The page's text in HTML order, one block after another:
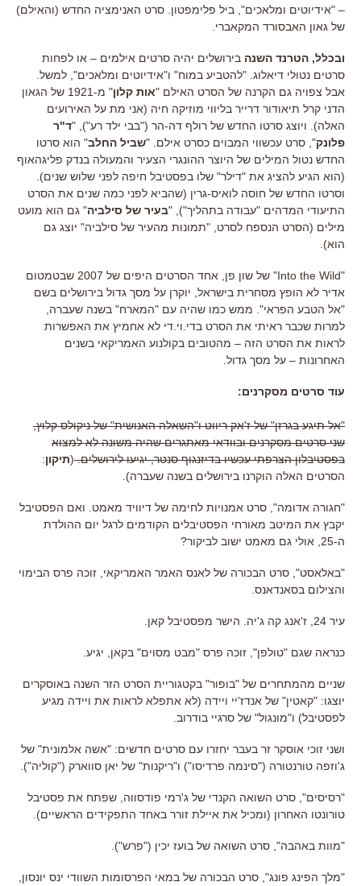
– "אידיוטים ומלאכים", ביל פלימפטון. סרט האנימציה החדש (והאילם)
של גאון האבסורד המקאברי.
ובכלל, הטרנד השנה בירושלים יהיה סרטים אילמים – או לפחות
סרטים נטולי דיאלוג. "להטביע במוח" ו"אידיוטים ומלאכים", למשל.
אבל צפויה גם הקרנה של הסרט האילם "אות קלון
" מ-1921 של הגאון
הדני קרל תיאודור דרייר בליווי מוזיקה חיה (אני מת על האירועים
האלה). ויוצג סרטו החדש של רולף דה-הר ("בבי ילד רע"), "ד"ר
פלונק", סרט עכשווי המבוים כסרט אילם. "שביל החלב" הוא סרטו
החדש נטול המילים של היוצר ההונגרי הצעיר והמעולה בנדק פליגהאוף
(הוא הגיע להציג את "דילר" שלו בפסטיבל חיפה לפני שלוש שנים).
וסרטו החדש של חוסה לואיס-גרין (שהביא לפני כמה שנים את הסרט
התיעודי המדהים "עבודה בתהליך"), "בעיר של סילביה" גם הוא מועט
מילים (הסרט הנספח לסרט, "תמונות מהעיר של סילביה" יוצג גם
הוא).
"Into the Wild" של שון פן, אחד הסרטים היפים של 2007 שבטמטום
אדיר לא הופץ מסחרית בישראל, יוקרן על מסך גדול בירושלים בשם
"אל הטבע הפראי". ממש כמו שהיה עם "המארח" בשנה שעברה,
למרות שכבר ראיתי את הסרט בדי.וי.די לא אחמיץ את האפשרות
לראות את הסרט הזה – מהטובים בקולנוע האמריקאי בשנים
האחרונות – על מסך גדול.
עוד סרטים מסקרנים:
"אל תיגע בגרזן" של ז'אק ריווטו"השאלה האנושית" של ניקולס קלוץ,
שני סרטים מסקרנים ובוודאי מאתגרים שהיה משונה לא למצוא
בפסטיבלון הצרפתי עכשיו בדיזנגוף סנטר, יגיעו לירושלים.(תיקון:
הסרטים האלה הוקרנו בירושלים בשנה שעברה).
"חגורה אדומה", סרט אמנויות לחימה של דיוויד מאמט. ואם הפסטיבל
יקבץ את המיטב מאורחי הפסטיבלים הקודמים לרגל יום ההולדת
ה-25, אולי גם מאמט ישוב לביקור?
"באלאסט", סרט הבכורה של לאנס האמר האמריקאי, זוכה פרס הבימוי
והצילום בסאנדאנס.
עיר 24, ז'אנג קה ג'יה. הישר מפסטיבל קאן.
כנראה שגם "טולפן", זוכה פרס "מבט מסוים" בקאן, יגיע.
שניים מהמתחרים של "בופור" בקטגוריית הסרט הזר השנה באוסקרים
יוצגו: "קאטין" של אנדז'יי ויידה (לא אתפלא לראות את ויידה מגיע
לפסטיבל) ו"מונגול" של סרגיי בודרוב.
ושני זוכי אוסקר זר בעבר יחזרו עם סרטים חדשים: "אשה אלמונית" של
ג'וזפה טורנטורה ("סינמה פרדיסו") ו"ריקנות" של יאן סווארק ("קוליה").
"רסיסים", סרט השואה הקנדי של ג'רמי פודסווה, שפתח את פסטיבל
טורונטו האחרון (ומכיל את איילת זורר באחד התפקידים הראשיים).
"מוות באהבה", סרט השואה של בועז יכין ("פרש").
"מלך הפינג פונג", סרט הבכורה של במאי הפרסומות השוודי ינס יונסון,